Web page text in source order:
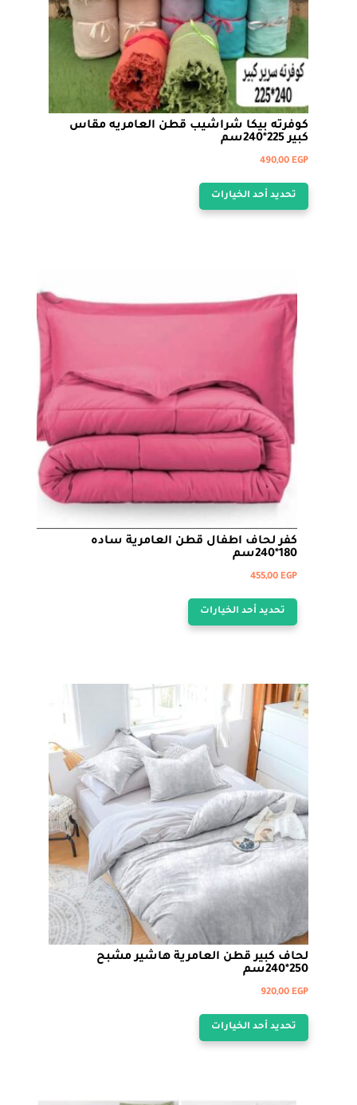
المنتج
كوفرته بيكا شراشيب قطن العامريه مقاس
كبير 225*240سم
490,00EGP
تحديد أحد الخيارات
هناك
المنتج.
على
صفحة
المنتج
كفر لحاف اطفال قطن العامرية ساده
180*240سم
455,00 EGP
تحديد أحد الخيارات
هناك
لهذا
المنتج.
يمكن
اختيار
الخيارات
على
صفحة
المنتج
لحاف كبير قطن العامرية هاشير مشبح
250*240سم
920,00EGP
تحديد أحد الخيارات
هناك